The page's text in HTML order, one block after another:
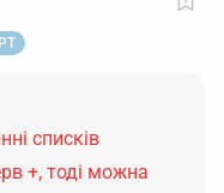
списків
+, тоді можна